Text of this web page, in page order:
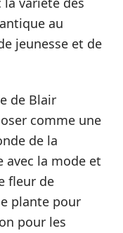
au
jeunesse et de
de Blair
comme une
de la
avec la mode et
fleur de
plante pour
pour les